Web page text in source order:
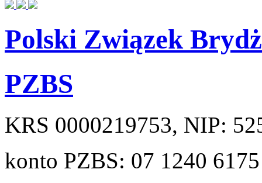
Polski Związek
PZBS
KRS 0000219753, NIP:
konto PZBS: 07 1240